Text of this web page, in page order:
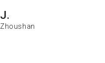
J.
Zhoushan